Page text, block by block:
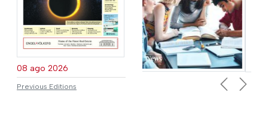
08 ago 2026
Previous Editions Previous
Next